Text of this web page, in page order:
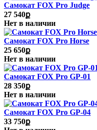
Самокат FOX Pro Judge
27 540ք
Нет в наличии
Самокат FOX Pro Horse
25 650ք
Нет в наличии
Самокат FOX Pro GP-01
28 350ք
Нет в наличии
Самокат FOX Pro GP-04
33 750ք